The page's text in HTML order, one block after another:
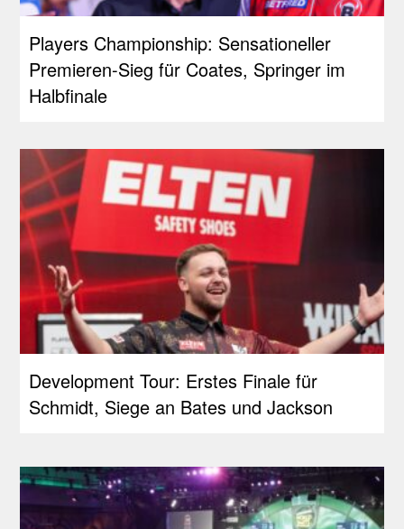
Players Championship: Sensationeller
Premieren-Sieg für Coates, Springer im
Halbfinale
Development Tour: Erstes Finale für
Schmidt, Siege an Bates und Jackson